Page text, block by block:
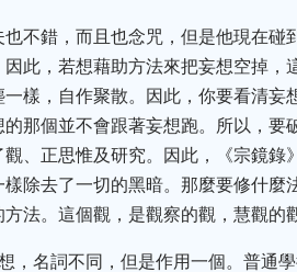
不錯，而且也念咒，但是他現在碰
此，若想藉助方法來把妄想空掉，
樣，自作聚散。因此，你要看清妄
那個並不會跟著妄想跑。所以，要
、正思惟及研究。因此，《宗鏡錄
除去了一切的黑暗。那麼要修什麼
法。這個觀，是觀察的觀，慧觀的
，名詞不同，但是作用一個。普通